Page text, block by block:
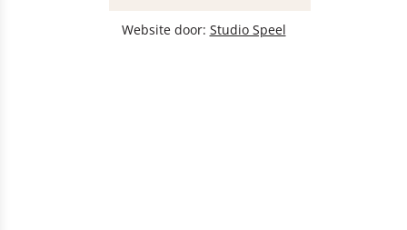
Website door: Studio Speel